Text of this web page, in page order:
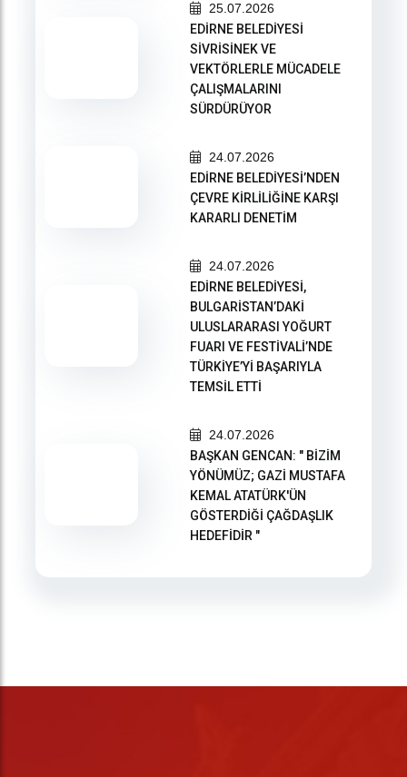
25.07.2026
EDİRNE BELEDİYESİ
SİVRİSİNEK VE
VEKTÖRLERLE MÜCADELE
ÇALIŞMALARINI
SÜRDÜRÜYOR
24.07.2026
EDİRNE BELEDİYESİ’NDEN
ÇEVRE KİRLİLİĞİNE KARŞI
KARARLI DENETİM
24.07.2026
EDİRNE BELEDİYESİ,
BULGARİSTAN’DAKİ
ULUSLARARASI YOĞURT
FUARI VE FESTİVALİ’NDE
TÜRKİYE’Yİ BAŞARIYLA
TEMSİL ETTİ
24.07.2026
BAŞKAN GENCAN: " BİZİM
YÖNÜMÜZ; GAZİ MUSTAFA
KEMAL ATATÜRK'ÜN
GÖSTERDİĞİ ÇAĞDAŞLIK
HEDEFİDİR "